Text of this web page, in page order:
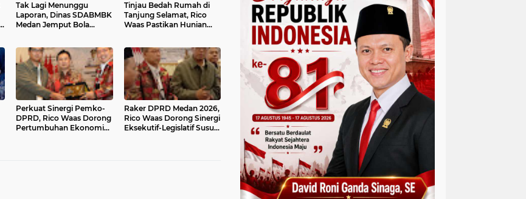
Tak Lagi Menunggu
Laporan, Dinas SDABMBK
Medan Jemput Bola
Energik”
Tinjau Bedah Rumah di
Tanjung Selamat, Rico
Waas Pastikan Hunian
Perkuat Sinergi Pemko-
DPRD, Rico Waas Dorong
Pertumbuhan Ekonomi
Raker DPRD Medan 2026,
Rico Waas Dorong Sinergi
Eksekutif-Legislatif Susun